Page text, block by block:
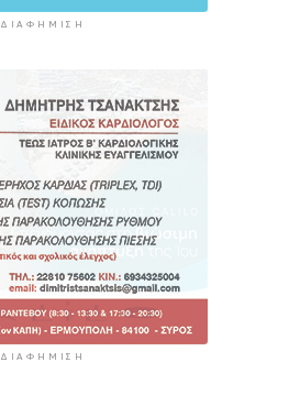
ΔΙΑΦΉΜΙΣΗ
ΔΙΑΦΉΜΙΣΗ